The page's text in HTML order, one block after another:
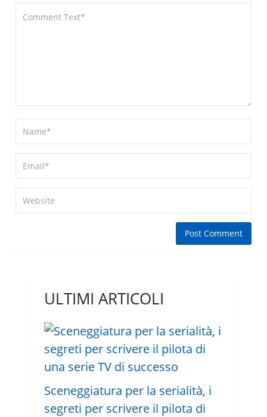
ULTIMI ARTICOLI
Sceneggiatura per la serialità, i
segreti per scrivere il pilota di